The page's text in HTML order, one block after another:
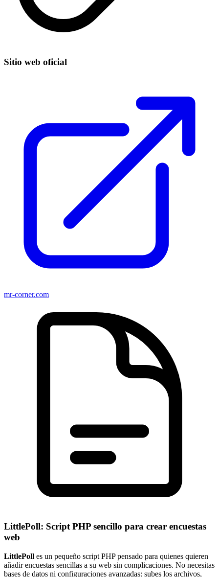
Sitio web oficial
mr-corner.com
LittlePoll: Script PHP sencillo para crear encuestas
web
LittlePoll es un pequeño script PHP pensado para quienes quieren
añadir encuestas sencillas a su web sin complicaciones. No necesitas
bases de datos ni configuraciones avanzadas: subes los archivos,